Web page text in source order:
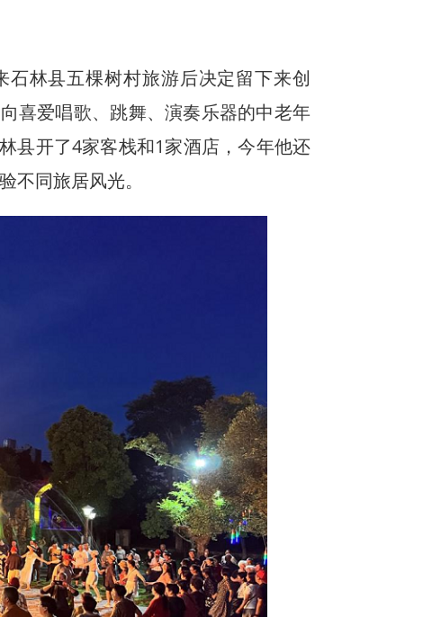
林县五棵树村旅游后决定留下来创
喜爱唱歌、跳舞、演奏乐器的中老年
县开了4家客栈和1家酒店，今年他还
不同旅居风光。